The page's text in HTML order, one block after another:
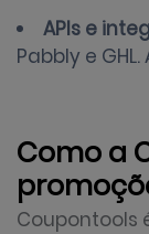
APIs e
Pabbly e
Como a
Coupontools